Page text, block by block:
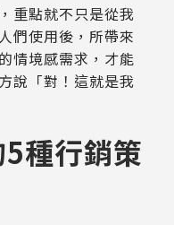
重點就不只是從我
們使用後，所帶來
情境感需求，才能
說「對！這就是我
種行銷策